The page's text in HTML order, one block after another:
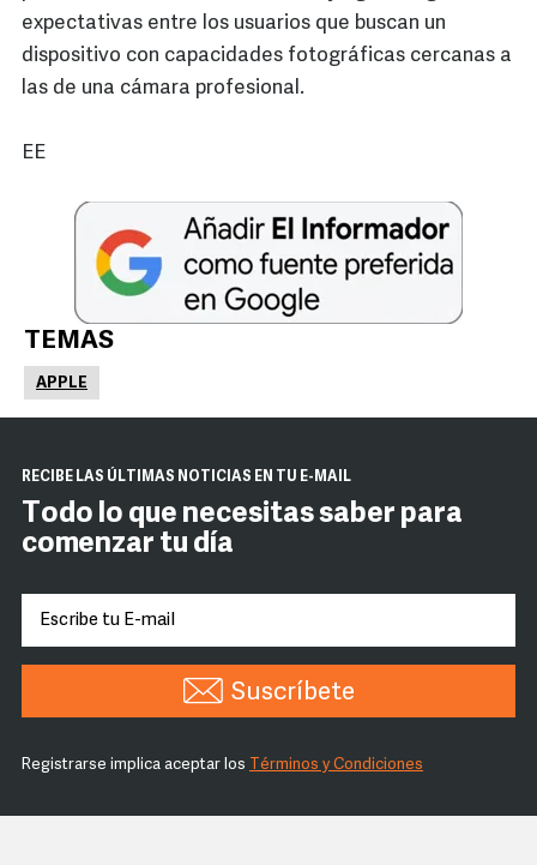
expectativas entre los usuarios que buscan un
dispositivo con capacidades fotográficas cercanas a
las de una cámara profesional.
EE
TEMAS
APPLE
RECIBE LAS ÚLTIMAS NOTICIAS EN TU E-MAIL
Todo lo que necesitas saber para
comenzar tu día
Suscríbete
Registrarse implica aceptar los Términos y Condiciones